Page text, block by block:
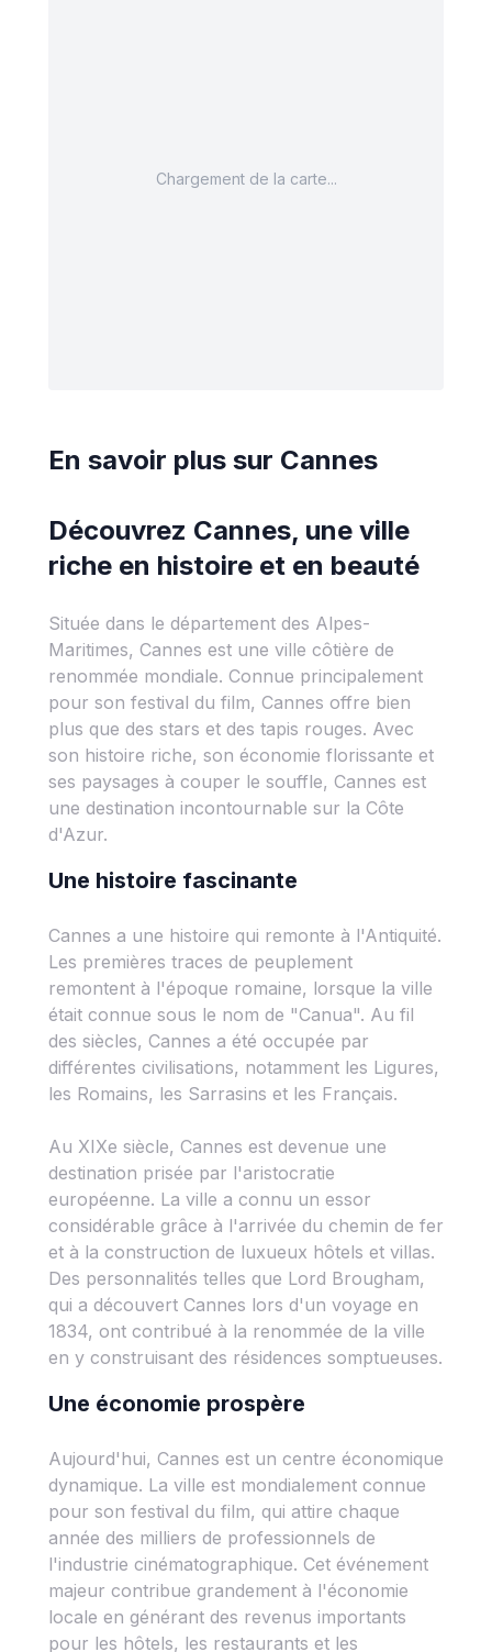
Chargement de la carte...
En savoir plus sur Cannes
Découvrez Cannes, une ville
riche en histoire et en beauté
Située dans le département des Alpes-
Maritimes, Cannes est une ville côtière de
renommée mondiale. Connue principalement
pour son festival du film, Cannes offre bien
plus que des stars et des tapis rouges. Avec
son histoire riche, son économie florissante et
ses paysages à couper le souffle, Cannes est
une destination incontournable sur la Côte
d'Azur.
Une histoire fascinante
Cannes a une histoire qui remonte à l'Antiquité.
Les premières traces de peuplement
remontent à l'époque romaine, lorsque la ville
était connue sous le nom de "Canua". Au fil
des siècles, Cannes a été occupée par
différentes civilisations, notamment les Ligures,
les Romains, les Sarrasins et les Français.
Au XIXe siècle, Cannes est devenue une
destination prisée par l'aristocratie
européenne. La ville a connu un essor
considérable grâce à l'arrivée du chemin de fer
et à la construction de luxueux hôtels et villas.
Des personnalités telles que Lord Brougham,
qui a découvert Cannes lors d'un voyage en
1834, ont contribué à la renommée de la ville
en y construisant des résidences somptueuses.
Une économie prospère
Aujourd'hui, Cannes est un centre économique
dynamique. La ville est mondialement connue
pour son festival du film, qui attire chaque
année des milliers de professionnels de
l'industrie cinématographique. Cet événement
majeur contribue grandement à l'économie
locale en générant des revenus importants
pour les hôtels, les restaurants et les